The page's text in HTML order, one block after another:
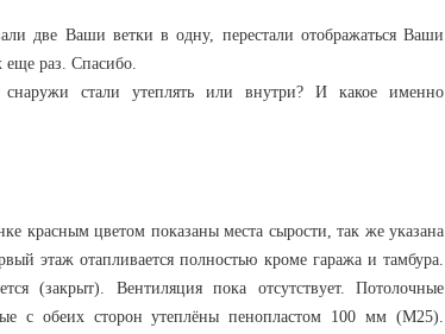
две Ваши ветки в одну, перестали отображаться Ваши
раз. Спасибо.
стали утеплять или внутри? И какое именно
красным цветом показаны места сырости, так же указана
этаж отапливается полностью кроме гаража и тамбура.
(закрыт). Вентиляция пока отсутствует. Потолочные
с обеих сторон утеплёны пенопластом 100 мм (М25).